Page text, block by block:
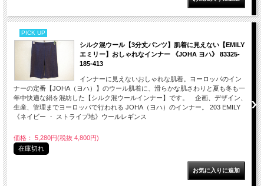
PICK UP
シルク混ウール【3分丈パンツ】肌着に見えない【EMILY
エミリー】おしゃれなインナー 《JOHA ヨハ》 83325-
185-413
インナーに見えないおしゃれな肌着。ヨーロッパのイン
ナーの定番【JOHA（ヨハ）】のウール肌着に、滑らかな肌さわりと夏も冬も一
年中快適な絹を混紡した【シルク混ウールインナー】です。 企画、デザイン、
生産、管理までヨーロッパで行われる JOHA（ヨハ）のインナー。 203 EMILY
《ネイビー ・ ストライプ地》ウールレギンス
価格： 5,280円(税抜 4,800円)
在庫切れ